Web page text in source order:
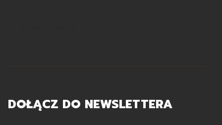
DOŁĄCZ DO NEWSLETTERA